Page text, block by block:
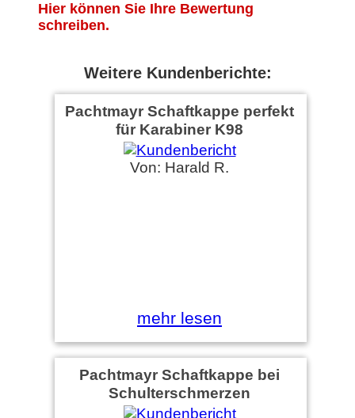
Hier können Sie Ihre Bewertung
schreiben.
Weitere Kundenberichte:
Pachtmayr Schaftkappe perfekt
für Karabiner K98
Von: Harald R.
mehr lesen
Pachtmayr Schaftkappe bei
Schulterschmerzen